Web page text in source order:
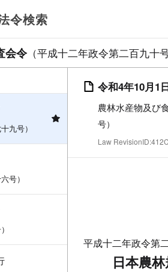
令検索
会令（平成十二年政令第二百九十号
九号）
号）
令和4年10月1
農林水産物及び
号）
Law
平成十二年政令第
日本農